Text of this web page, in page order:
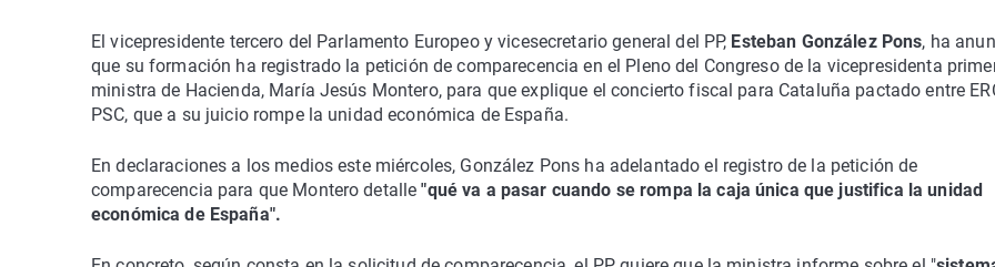
El vicepresidente tercero del Parlamento Europeo y vicesecretario general del PP, Esteban González Pons, ha
que su formación ha registrado la petición de comparecencia en el Pleno del Congreso de la vicepresidenta
ministra de Hacienda, María Jesús Montero, para que explique el concierto fiscal para Cataluña pactado entre
PSC, que a su juicio rompe la unidad económica de España.
En declaraciones a los medios este miércoles, González Pons ha adelantado el registro de la petición de
comparecencia para que Montero detalle "qué va a pasar cuando se rompa la caja única que justifica la unidad
económica de España".